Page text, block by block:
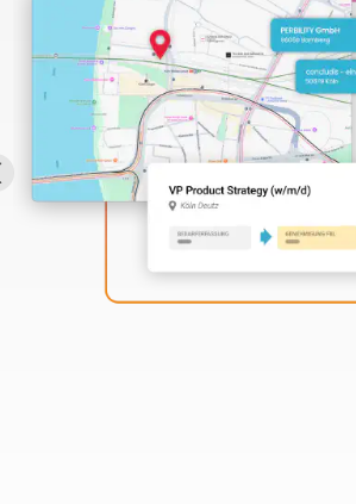
Über uns
Perbility
Offene
Stellen
Compliance
Kontakt